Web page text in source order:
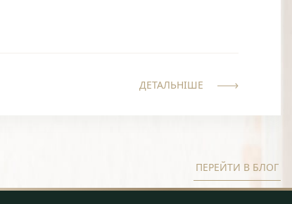
ДЕТАЛЬНІШЕ
ПЕРЕЙТИ В БЛОГ